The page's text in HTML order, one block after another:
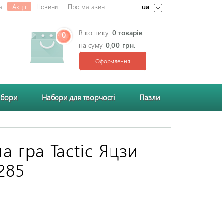
Акції Новини Про магазин ua
0 В кошику: 0 товарів
на суму 0,00 грн.
Оформлення
Набори для творчості Пазли
гра Tactic Яцзи